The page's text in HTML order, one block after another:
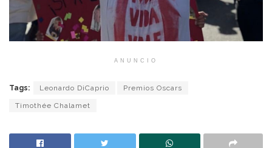
ANUNCIO
Tags: Leonardo DiCaprio Premios Oscars
Timothée Chalamet